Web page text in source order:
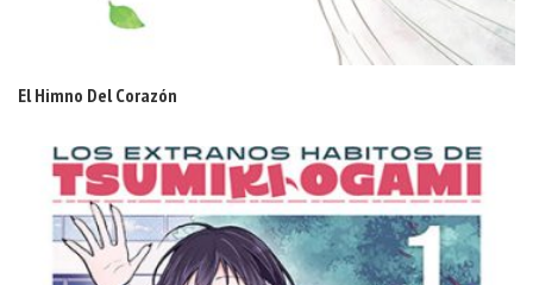
El Himno Del Corazón